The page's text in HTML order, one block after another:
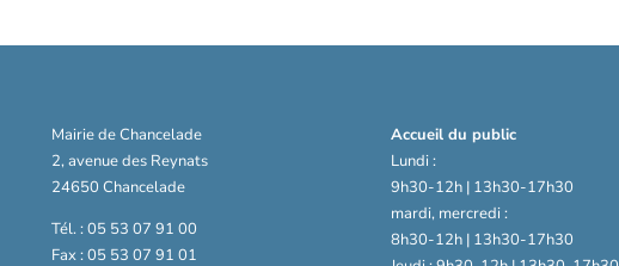
Mairie de Chancelade
2, avenue des Reynats
24650 Chancelade
Tél. : 05 53 07 91 00
Fax : 05 53 07 91 01
Accueil du public
Lundi :
9h30-12h | 13h30-17h30
mardi, mercredi :
8h30-12h | 13h30-17h30